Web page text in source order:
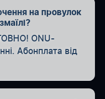
на провулок
ONU-
Абонплата від